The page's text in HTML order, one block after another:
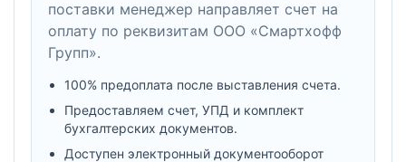
поставки менеджер направляет счет на
оплату по реквизитам ООО «Смартхофф
Групп».
100% предоплата после выставления счета.
Предоставляем счет, УПД и комплект
бухгалтерских документов.
Доступен электронный документооборот